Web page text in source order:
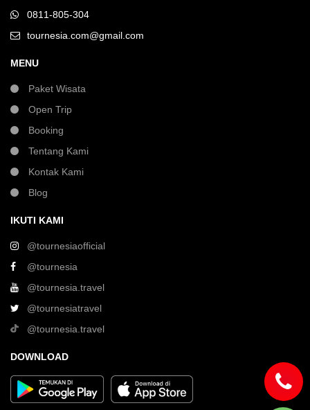
0811-805-304
tournesia.com@gmail.com
MENU
Paket Wisata
Open Trip
Booking
Tentang Kami
Kontak Kami
Blog
IKUTI KAMI
@tournesiaofficial
@tournesia
@tournesia.travel
@tournesiatravel
@tournesia.travel
DOWNLOAD